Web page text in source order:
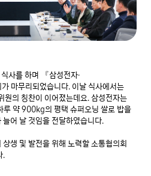
사를 하며 『삼성전자·
마무리되었습니다. 이날 식사에서는
원의 칭찬이 이어졌는데요. 삼성전자는
루 약 900kg의 평택 슈퍼오닝 쌀로 밥을
어 날 것임을 전달하였습니다.
생 및 발전을 위해 노력할 소통협의회
.